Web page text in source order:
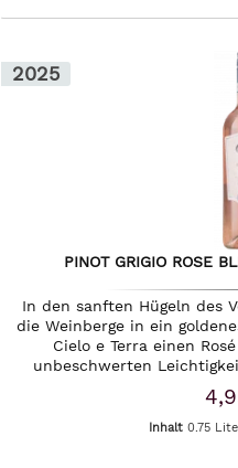
2025
PINOT GRIGIO ROSE
In den sanften Hügeln des
die Weinberge in ein
Cielo e Terra einen
unbeschwerten
Inhalt 0.75